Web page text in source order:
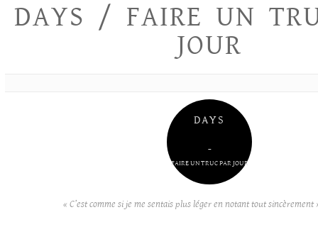
tout
essayer
DAYS / FAIRE UN
JOUR
DAYS
–
FAIRE UN TRUC PAR JOUR
« C’est comme si je me sentais plus léger en notant tout sincèrement